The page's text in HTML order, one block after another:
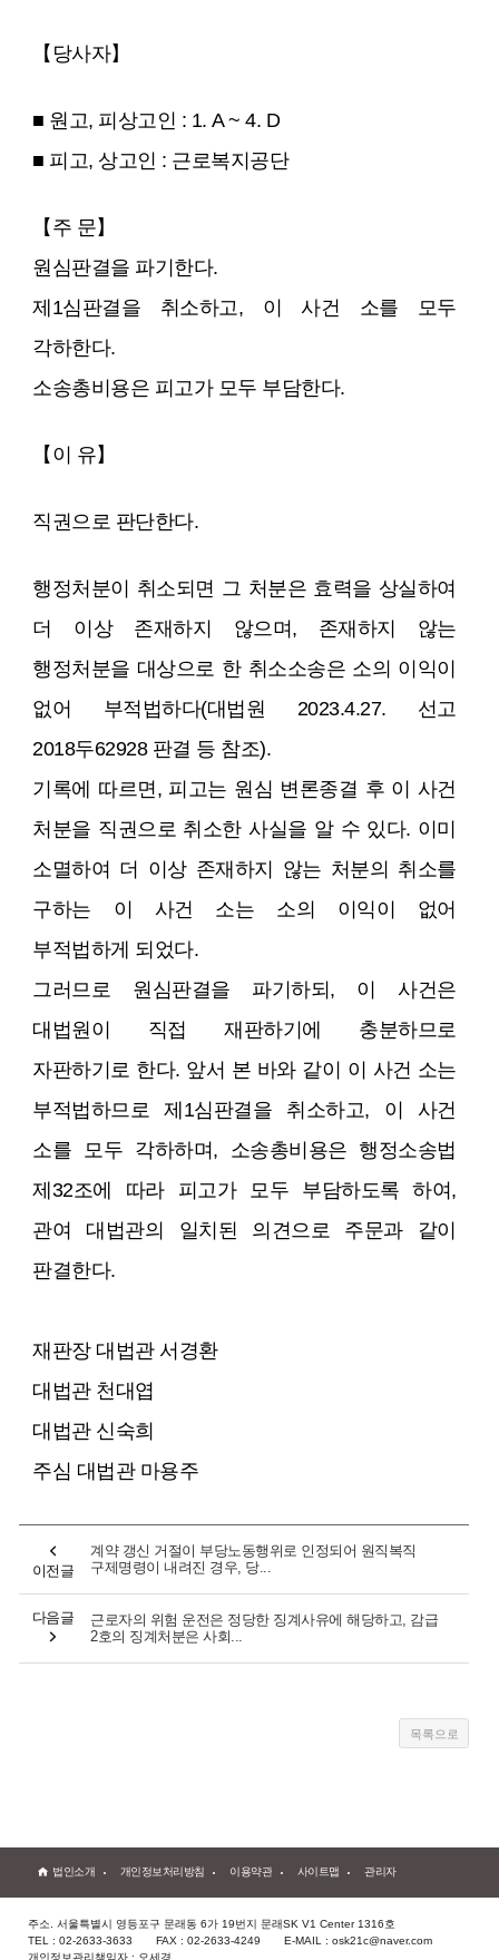
【당사자】
■ 원고, 피상고인 : 1. A ~ 4. D
■ 피고, 상고인 : 근로복지공단
【주 문】
원심판결을 파기한다.
제1심판결을 취소하고, 이 사건 소를 모두
각하한다.
소송총비용은 피고가 모두 부담한다.
【이 유】
직권으로 판단한다.
행정처분이 취소되면 그 처분은 효력을 상실하여
더 이상 존재하지 않으며, 존재하지 않는
행정처분을 대상으로 한 취소소송은 소의 이익이
없어 부적법하다(대법원 2023.4.27. 선고
2018두62928 판결 등 참조).
기록에 따르면, 피고는 원심 변론종결 후 이 사건
처분을 직권으로 취소한 사실을 알 수 있다. 이미
소멸하여 더 이상 존재하지 않는 처분의 취소를
구하는 이 사건 소는 소의 이익이 없어
부적법하게 되었다.
그러므로 원심판결을 파기하되, 이 사건은
대법원이 직접 재판하기에 충분하므로
자판하기로 한다. 앞서 본 바와 같이 이 사건 소는
부적법하므로 제1심판결을 취소하고, 이 사건
소를 모두 각하하며, 소송총비용은 행정소송법
제32조에 따라 피고가 모두 부담하도록 하여,
관여 대법관의 일치된 의견으로 주문과 같이
판결한다.
재판장 대법관 서경환
대법관 천대엽
대법관 신숙희
주심 대법관 마용주
이전글
계약 갱신 거절이 부당노동행위로 인정되어 원직복직
구제명령이 내려진 경우, 당...
다음글
근로자의 위험 운전은 정당한 징계사유에 해당하고, 감급
2호의 징계처분은 사회...
법인소개 개인정보처리방침 이용약관 사이트맵 관리자
주소. 서울특별시 영등포구 문래동 6가 19번지 문래SK V1 Center 1316호
TEL : 02-2633-3633
FAX : 02-2633-4249
E-MAIL : osk21c@naver.com
개인정보관리책임자 : 오세경